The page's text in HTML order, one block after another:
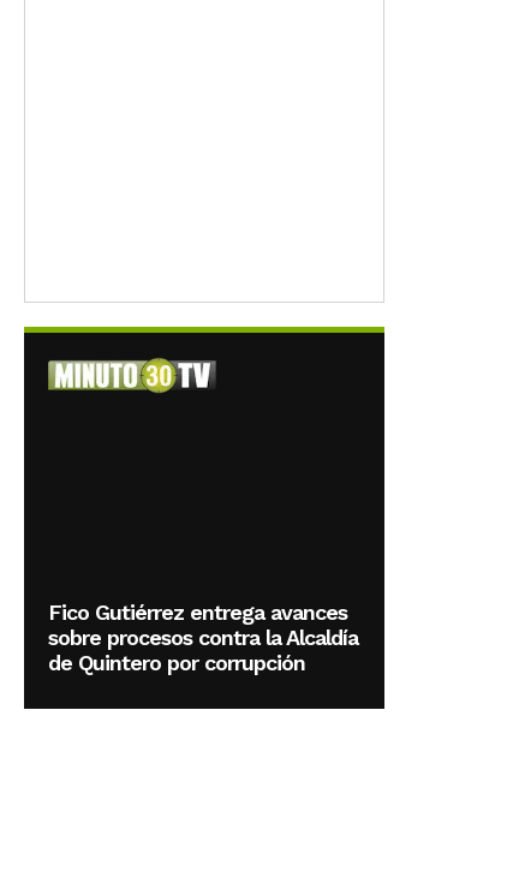
Fico Gutiérrez entrega avances
sobre procesos contra la Alcaldía
de Quintero por corrupción